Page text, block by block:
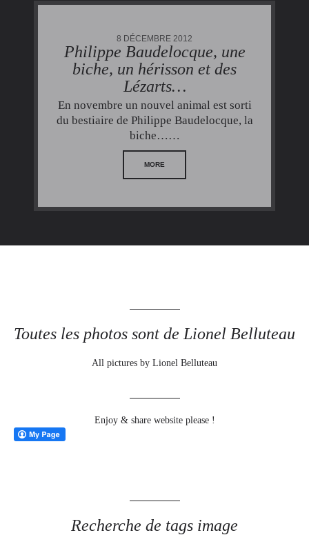
8 DÉCEMBRE 2012
Philippe Baudelocque, une
biche, un hérisson et des
Lézarts…
En novembre un nouvel animal est sorti
du bestiaire de Philippe Baudelocque, la
biche……
MORE
Toutes les photos sont de Lionel Belluteau
All pictures by Lionel Belluteau
Enjoy & share website please !
Recherche de tags image